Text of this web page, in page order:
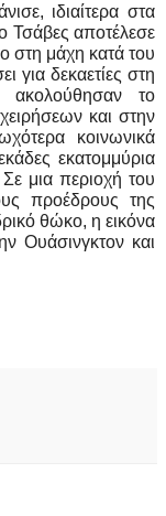
ιδιαίτερα στα
Τσάβες αποτέλεσε
στη μάχη κατά του
για δεκαετίες στη
ακολούθησαν το
και στην
κοινωνικά
εκατομμύρια
μια περιοχή του
προέδρους της
θώκο, η εικόνα
Ουάσινγκτον και